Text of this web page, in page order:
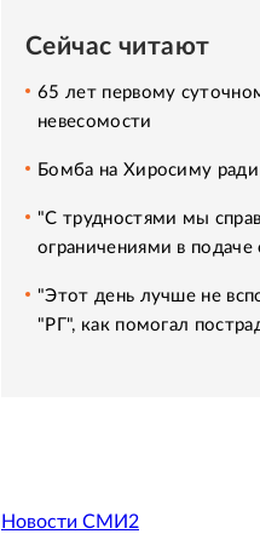
Сейчас читают
65 лет первому
невесомости
Бомба на Хиросиму
"С трудностями мы
ограничениями в подаче
"Этот день лучше не
"РГ", как помогал
Новости СМИ2